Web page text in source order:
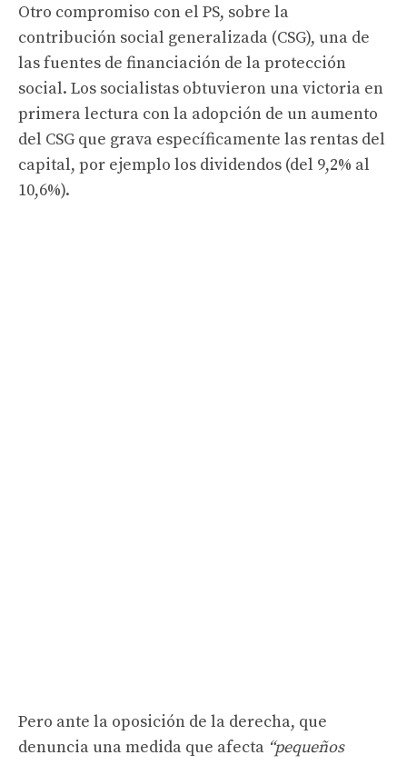
Otro compromiso con el PS, sobre la
contribución social generalizada (CSG), una de
las fuentes de financiación de la protección
social. Los socialistas obtuvieron una victoria en
primera lectura con la adopción de un aumento
del CSG que grava específicamente las rentas del
capital, por ejemplo los dividendos (del 9,2% al
10,6%).
Pero ante la oposición de la derecha, que
denuncia una medida que afecta “pequeños